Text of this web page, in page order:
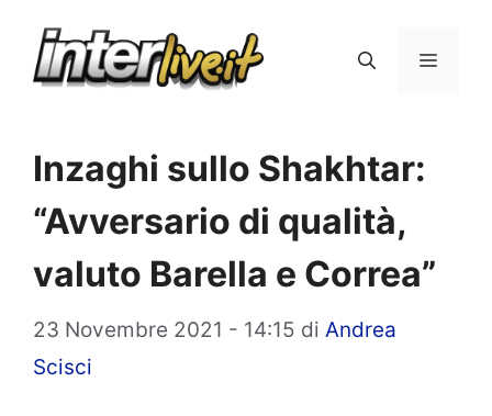
Menu
Inzaghi sullo Shakhtar:
“Avversario di qualità,
valuto Barella e Correa”
23 Novembre 2021 - 14:15 di Andrea
Scisci